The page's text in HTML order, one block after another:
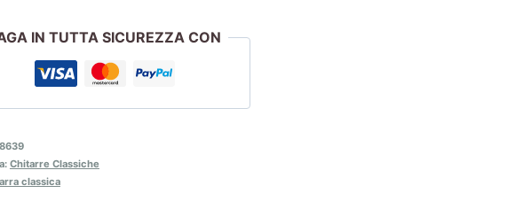
IN TUTTA SICUREZZA CON
Chitarre Classiche
classica